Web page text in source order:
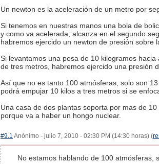
Un newton es la aceleración de un metro por
Si tenemos en nuestras manos una bola de
y como va acelerada, alcanza en el segundo
habremos ejercido un newton de presión sobre
Si levantamos una pesa de 10 kilogramos
de tres metros, habremos ejercido una presión
Así que no es tanto 100 atmósferas, solo son
podrá empujar 10 kilos a tres metros si se
Una casa de dos plantas soporta por mas de
porque va a haber un hongo nuclear.
#9.1 Anónimo - julio 7, 2010 - 02:30 PM (14:30 horas) (
No estamos hablando de 100 atmósferas,